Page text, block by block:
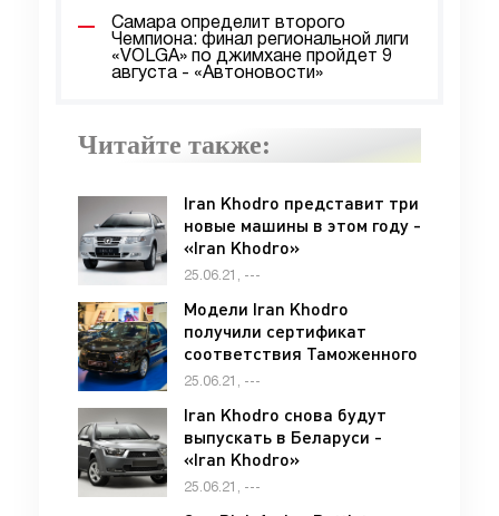
Самара определит второго
Чемпиона: финал региональной лиги
«VOLGA» по джимхане пройдет 9
августа - «Автоновости»
Читайте также:
Iran Khodro представит три
новые машины в этом году -
«Iran Khodro»
25.06.21, ---
Модели Iran Khodro
получили сертификат
соответствия Таможенного
союза - «Iran Khodro»
25.06.21, ---
Iran Khodro снова будут
выпускать в Беларуси -
«Iran Khodro»
25.06.21, ---